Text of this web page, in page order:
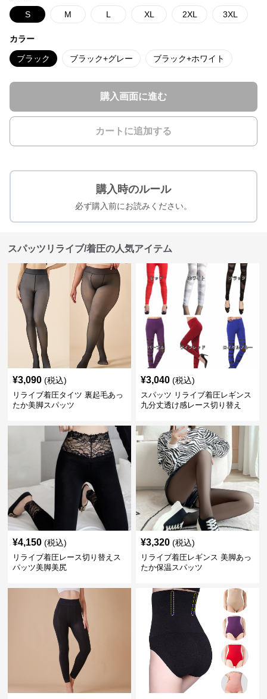
S M L XL 2XL 3XL
カラー
ブラック ブラック+グレー ブラック+ホワイト
購入画面に進む
カートに追加する
購入時のルール
必ず購入前にお読みください。
スパッツリライブ/着圧の人気アイテム
¥3,090 (税込)
リライブ着圧タイツ 裏起毛あっ
たか美脚スパッツ
¥3,040 (税込)
スパッツ リライブ着圧レギンス
九分丈透け感レース切り替え
¥4,150 (税込)
リライブ着圧レース切り替えス
パッツ美脚美尻
¥3,320 (税込)
リライブ着圧レギンス 美脚あっ
たか保温スパッツ